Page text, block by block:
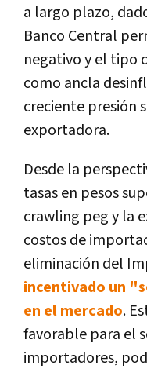
a largo plazo,
Banco Central
negativo y el tipo
como ancla
creciente presión
exportadora.
Desde la
tasas en pesos
crawling peg y la
costos de
eliminación del
incentivado un
en el mercado.
favorable para el
importadores,